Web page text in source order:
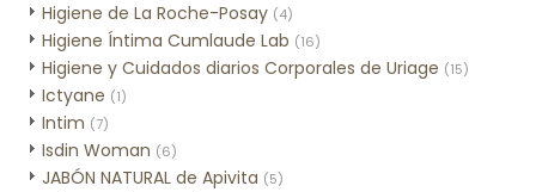
Higiene de La Roche-Posay (4)
Higiene Íntima Cumlaude Lab (16)
Higiene y Cuidados diarios Corporales de Uriage (15)
Ictyane (1)
Intim (7)
Isdin Woman (6)
JABÓN NATURAL de Apivita (5)